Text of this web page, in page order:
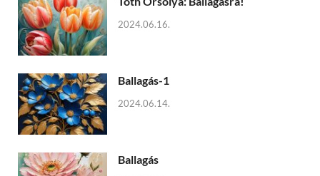
2024.06.16.
Ballagás-1
2024.06.14.
Ballagás